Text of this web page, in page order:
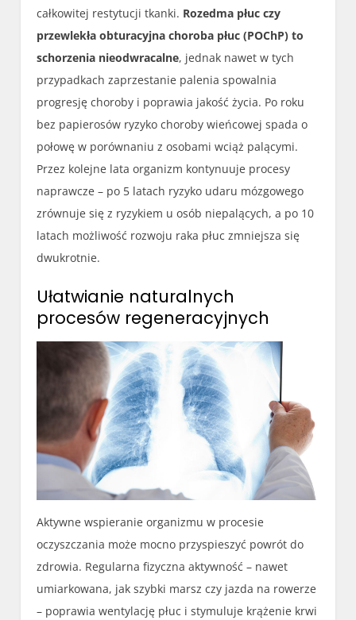
całkowitej restytucji tkanki. Rozedma płuc czy
przewlekła obturacyjna choroba płuc (POChP) to
schorzenia nieodwracalne, jednak nawet w tych
przypadkach zaprzestanie palenia spowalnia
progresję choroby i poprawia jakość życia. Po roku
bez papierosów ryzyko choroby wieńcowej spada o
połowę w porównaniu z osobami wciąż palącymi.
Przez kolejne lata organizm kontynuuje procesy
naprawcze – po 5 latach ryzyko udaru mózgowego
zrównuje się z ryzykiem u osób niepalących, a po 10
latach możliwość rozwoju raka płuc zmniejsza się
dwukrotnie.
Ułatwianie naturalnych
procesów regeneracyjnych
Aktywne wspieranie organizmu w procesie
oczyszczania może mocno przyspieszyć powrót do
zdrowia. Regularna fizyczna aktywność – nawet
umiarkowana, jak szybki marsz czy jazda na rowerze
– poprawia wentylację płuc i stymuluje krążenie krwi